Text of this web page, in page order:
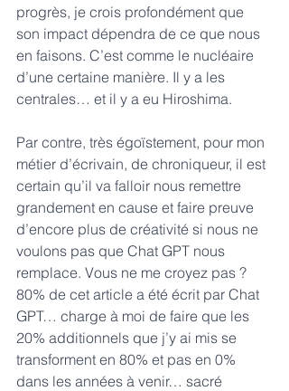
progrès, je crois profondément que
son impact dépendra de ce que nous
en faisons. C’est comme le nucléaire
d’une certaine manière. Il y a les
centrales… et il y a eu Hiroshima.
Par contre, très égoïstement, pour mon
métier d’écrivain, de chroniqueur, il est
certain qu’il va falloir nous remettre
grandement en cause et faire preuve
d’encore plus de créativité si nous ne
voulons pas que Chat GPT nous
remplace. Vous ne me croyez pas ?
80% de cet article a été écrit par Chat
GPT… charge à moi de faire que les
20% additionnels que j’y ai mis se
transforment en 80% et pas en 0%
dans les années à venir… sacré